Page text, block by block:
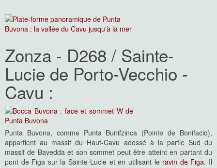
Zonza - D268 / Sainte-
Lucie de Porto-Vecchio -
Cavu :
Punta Buvona, comme Punta Bunifzinca (Pointe de Bonifacio),
appartient au massif du Haut-Cavu adossé à la partie Sud du
massif de Bavedda et son sommet peut être atteint en partant du
pont de Figa sur la Sainte-Lucie et en utilisant le ravin de Figa. Il